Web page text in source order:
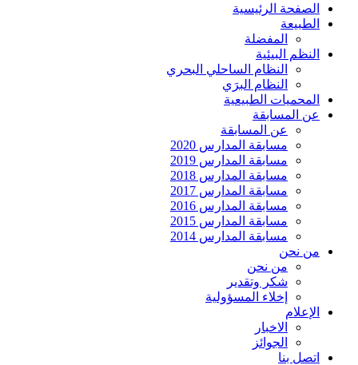
الصفحة الرئيسية
الطبيعة
المفضلة
النظم البيئية
النظام الساحلي البحري
النظام البرَي
المحميات الطبيعية
عن المسابقة
عن المسابقة
مسابقة المدارس 2020
مسابقة المدارس 2019
مسابقة المدارس 2018
مسابقة المدارس 2017
مسابقة المدارس 2016
مسابقة المدارس 2015
مسابقة المدارس 2014
من نحن
من نحن
شكر وتقدير
إخلاء المسؤولية
الإعلام
الاخبار
الجوائز
اتصل بنا